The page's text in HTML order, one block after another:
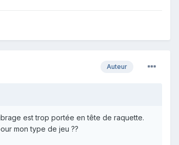
Auteur
est trop portée en tête de raquette.
mon type de jeu ??